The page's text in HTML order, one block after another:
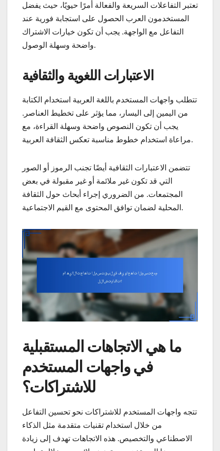
تعتبر التفاعلات السريعة والفعالة أمرًا حيويًا، حيث يفضل
المستخدمون العرب الحصول على استجابة فورية عند
التفاعل مع الواجهة. يجب أن تكون خيارات الاشتراك
واضحة وسهلة الوصول.
الاعتبارات اللغوية والثقافية
تتطلب واجهات المستخدم باللغة العربية استخدام الكتابة
من اليمين إلى اليسار، مما يؤثر على تخطيط العناصر.
يجب أن تكون النصوص واضحة وسهلة القراءة، مع
مراعاة استخدام خطوط مناسبة تعكس الثقافة العربية.
تتضمن الاعتبارات الثقافية أيضًا تجنب الرموز أو الصور
التي قد تكون غير ملائمة أو غير مقبولة في بعض
المجتمعات. من الضروري إجراء أبحاث حول الثقافة
المحلية لضمان توافق المحتوى مع القيم الاجتماعية.
ما هي الاتجاهات المستقبلية
في واجهات المستخدم
للاشتراكات؟
تتجه واجهات المستخدم للاشتراكات نحو تحسين التفاعل
من خلال استخدام تقنيات متقدمة مثل الذكاء
الاصطناعي والتخصيص. هذه الاتجاهات تهدف إلى زيادة